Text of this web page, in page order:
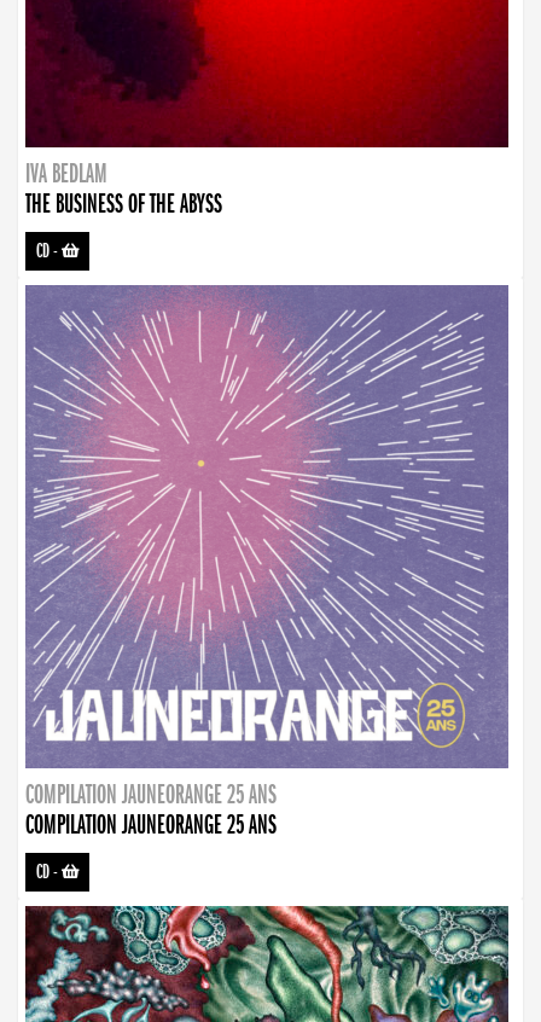
IVA BEDLAM
THE BUSINESS OF THE ABYSS
CD-
COMPILATION JAUNEORANGE 25 ANS
COMPILATION JAUNEORANGE 25 ANS
CD-